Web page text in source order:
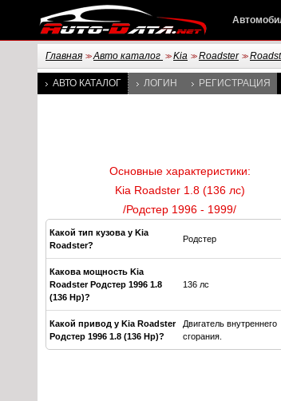
Главная >> Авто каталог >> Kia >> Roadster >>
АВТО КАТАЛОГ ЛОГИН РЕГИСТРАЦИЯ
Основные характеристики:
Kia Roadster 1.8 (136 лс)
/Родстер 1996 - 1999/
Какой тип кузова у Kia
Roadster?
Родстер
Какова мощность Kia
Roadster Родстер 1996 1.8
(136 Hp)?
136 лс
Какой привод у Kia Roadster
Родстер 1996 1.8 (136 Hp)?
Двигатель внутреннего
сгорания.